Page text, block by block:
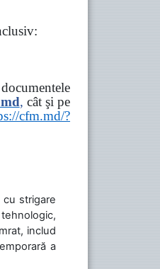
, cât şi pe
cfm.md/?
cu strigare
includ
a